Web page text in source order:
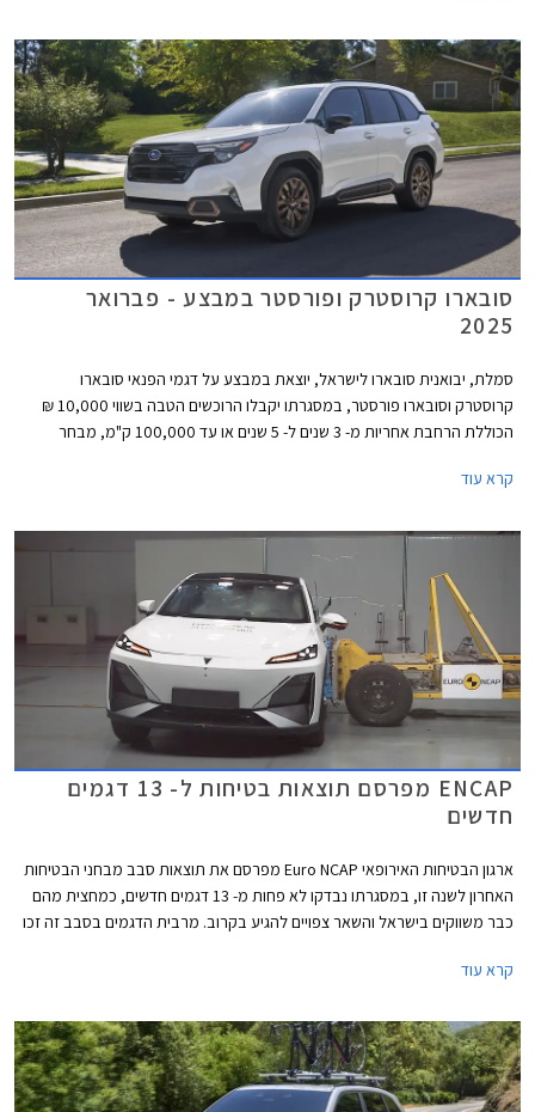
סובארו קרוסטרק ופורסטר במבצע - פברואר
2025
סמלת, יבואנית סובארו לישראל, יוצאת במבצע על דגמי הפנאי סובארו
קרוסטרק וסובארו פורסטר, במסגרתו יקבלו הרוכשים הטבה בשווי 10,000 ₪
הכוללת הרחבת אחריות מ- 3 שנים ל- 5 שנים או עד 100,000 ק"מ, מבחר
28 בפברואר 2025.
קרא עוד
ENCAP מפרסם תוצאות בטיחות ל- 13 דגמים
חדשים
ארגון הבטיחות האירופאי Euro NCAP מפרסם את תוצאות סבב מבחני הבטיחות
האחרון לשנה זו, במסגרתו נבדקו לא פחות מ- 13 דגמים חדשים, כמחצית מהם
כבר משווקים בישראל והשאר צפויים להגיע בקרוב. מרבית הדגמים בסבב זה זכו
קרא עוד